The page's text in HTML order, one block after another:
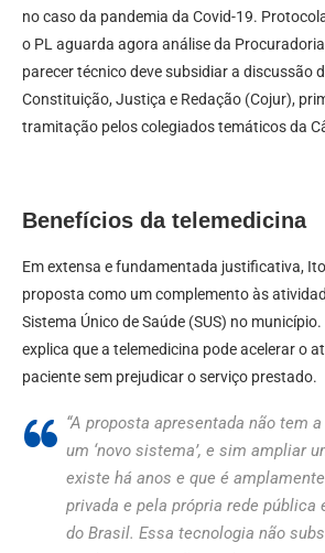
no caso da pandemia da Covid-19.
o PL aguarda agora análise da
parecer técnico deve subsidiar a discussão
Constituição, Justiça e Redação (Cojur),
tramitação pelos colegiados temáticos da
Benefícios da telemedicina
Em extensa e fundamentada justificativa,
proposta como um complemento às
Sistema Único de Saúde (SUS) no
explica que a telemedicina pode acelerar o
paciente sem prejudicar o serviço prestado.
“A proposta apresentada não tem
um ‘novo sistema’, e sim ampliar
existe há anos e que é
privada e pela própria rede pública
do Brasil. Essa tecnologia não